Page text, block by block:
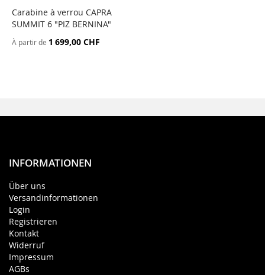
Carabine à verrou CAPRA
SUMMIT 6 "PIZ BERNINA"
À partir de 1 699,00 CHF
INFORMATIONEN
Über uns
Versandinformationen
Login
Registrieren
Kontakt
Widerruf
Impressum
AGBs